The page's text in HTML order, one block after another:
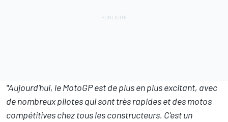
"Aujourd'hui, le MotoGP est de plus en plus excitant, avec
de nombreux pilotes qui sont très rapides et des motos
compétitives chez tous les constructeurs. C'est un